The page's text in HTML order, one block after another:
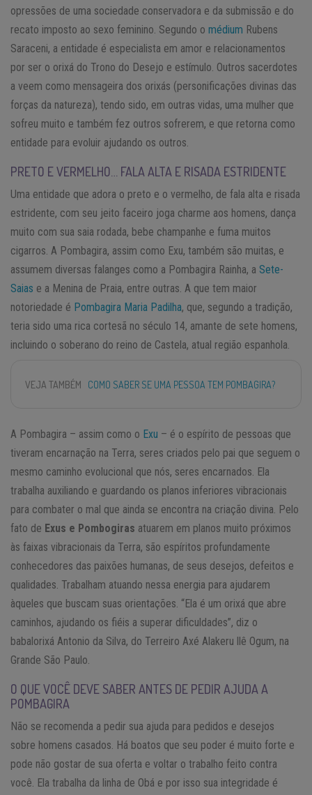
opressões de uma sociedade conservadora e da submissão e do
recato imposto ao sexo feminino. Segundo o médium Rubens
Saraceni, a entidade é especialista em amor e relacionamentos
por ser o orixá do Trono do Desejo e estímulo. Outros sacerdotes
a veem como mensageira dos orixás (personificações divinas das
forças da natureza), tendo sido, em outras vidas, uma mulher que
sofreu muito e também fez outros sofrerem, e que retorna como
entidade para evoluir ajudando os outros.
PRETO E VERMELHO… FALA ALTA E RISADA ESTRIDENTE
Uma entidade que adora o preto e o vermelho, de fala alta e risada
estridente, com seu jeito faceiro joga charme aos homens, dança
muito com sua saia rodada, bebe champanhe e fuma muitos
cigarros. A Pombagira, assim como Exu, também são muitas, e
assumem diversas falanges como a Pombagira Rainha, a Sete-
Saias e a Menina de Praia, entre outras. A que tem maior
notoriedade é Pombagira Maria Padilha, que, segundo a tradição,
teria sido uma rica cortesã no século 14, amante de sete homens,
incluindo o soberano do reino de Castela, atual região espanhola.
VEJA TAMBÉM COMO SABER SE UMA PESSOA TEM POMBAGIRA?
A Pombagira – assim como o Exu – é o espírito de pessoas que
tiveram encarnação na Terra, seres criados pelo pai que seguem o
mesmo caminho evolucional que nós, seres encarnados. Ela
trabalha auxiliando e guardando os planos inferiores vibracionais
para combater o mal que ainda se encontra na criação divina. Pelo
fato de Exus e Pombogiras atuarem em planos muito próximos
às faixas vibracionais da Terra, são espíritos profundamente
conhecedores das paixões humanas, de seus desejos, defeitos e
qualidades. Trabalham atuando nessa energia para ajudarem
àqueles que buscam suas orientações. “Ela é um orixá que abre
caminhos, ajudando os fiéis a superar dificuldades”, diz o
babalorixá Antonio da Silva, do Terreiro Axé Alakeru llê Ogum, na
Grande São Paulo.
O QUE VOCÊ DEVE SABER ANTES DE PEDIR AJUDA A
POMBAGIRA
Não se recomenda a pedir sua ajuda para pedidos e desejos
sobre homens casados. Há boatos que seu poder é muito forte e
pode não gostar de sua oferta e voltar o trabalho feito contra
você. Ela trabalha da linha de Obá e por isso sua integridade é